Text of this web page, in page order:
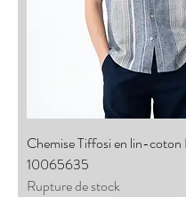
Chemise Tiffosi en lin-coton
10065635
Rupture de stock